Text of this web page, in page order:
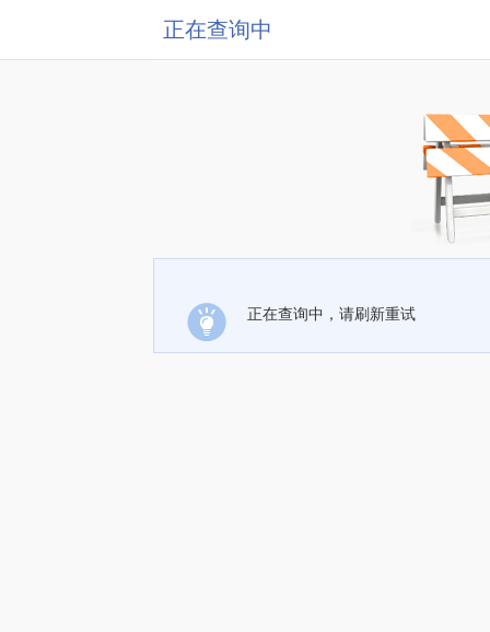
正在查询中
正在查询中，请刷新重试